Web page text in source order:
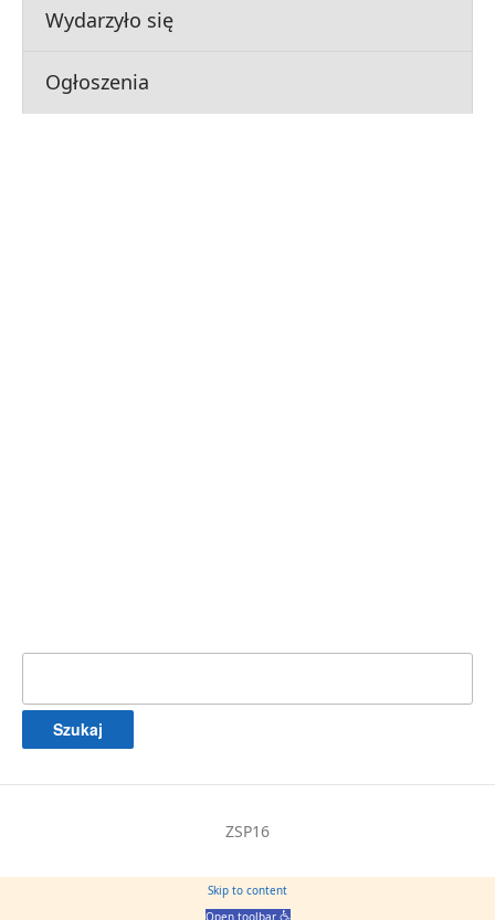
Wydarzyło się
Ogłoszenia
ZSP16
Skip to content
Open toolbar